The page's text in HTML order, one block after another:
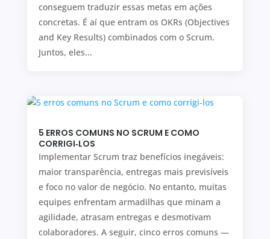
conseguem traduzir essas metas em ações
concretas. É aí que entram os OKRs (Objectives
and Key Results) combinados com o Scrum.
Juntos, eles...
5 ERROS COMUNS NO SCRUM E COMO
CORRIGI‑LOS
Implementar Scrum traz benefícios inegáveis:
maior transparência, entregas mais previsíveis
e foco no valor de negócio. No entanto, muitas
equipes enfrentam armadilhas que minam a
agilidade, atrasam entregas e desmotivam
colaboradores. A seguir, cinco erros comuns —